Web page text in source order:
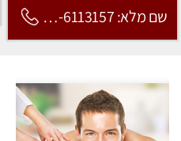
שם מלא: 053-6113157